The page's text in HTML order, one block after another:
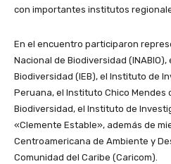
con importantes institutos
En el encuentro participaron
Nacional de Biodiversidad
Biodiversidad (IEB), el Instituto de
Peruana, el Instituto Chico Mendes
Biodiversidad, el Instituto de
«Clemente Estable», además de
Centroamericana de Ambiente y
Comunidad del Caribe (Caricom).